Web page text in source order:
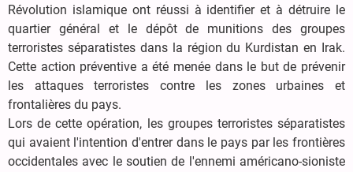
Révolution islamique ont réussi à identifier et à détruire le
quartier général et le dépôt de munitions des groupes
terroristes séparatistes dans la région du Kurdistan en Irak.
Cette action préventive a été menée dans le but de prévenir
les attaques terroristes contre les zones urbaines et
frontalières du pays.
Lors de cette opération, les groupes terroristes séparatistes
qui avaient l'intention d'entrer dans le pays par les frontières
occidentales avec le soutien de l'ennemi américano-sioniste